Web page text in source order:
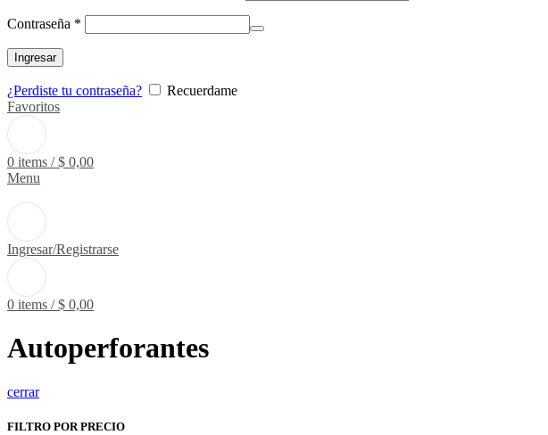
Contraseña *
Ingresar
¿Perdiste tu contraseña?
Recuerdame
Favoritos
0 items / $ 0,00
Menu
Ingresar/Registrarse
0 items / $ 0,00
Autoperforantes
cerrar
FILTRO POR PRECIO